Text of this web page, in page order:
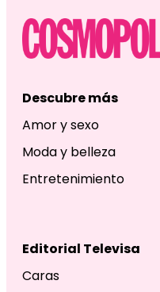
Descubre más
Amor y sexo
Moda y belleza
Entretenimiento
Editorial Televisa
Caras